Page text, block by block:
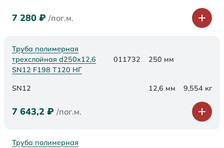
7 280 ₽ /пог.м.
Труба полимерная
трехслойная d250х12,6
SN12 F198 Т120 НГ
011732 250 мм
SN12 12,6 мм 9,554 кг
7 643,2 ₽ /пог.м.
Труба полимерная